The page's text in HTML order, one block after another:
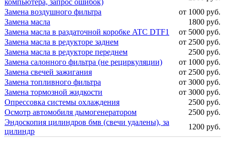
компьютера, запрос ошибок)
Замена воздушного фильтра
от 1000 руб.
Замена масла
1800 руб.
Замена масла в раздаточной коробке ATC DTF1
от 5000 руб.
Замена масла в редукторе заднем
от 2500 руб.
Замена масла в редукторе переднем
2500 руб.
Замена салонного фильтра (не рециркуляции)
от 1000 руб.
Замена свечей зажигания
от 2500 руб.
Замена топливного фильтра
от 3000 руб.
Замена тормозной жидкости
от 3000 руб.
Опрессовка системы охлаждения
2500 руб.
Осмотр автомобиля дымогенератором
2500 руб.
Эндоскопия цилиндров бмв (свечи удалены), за
цилиндр
1200 руб.